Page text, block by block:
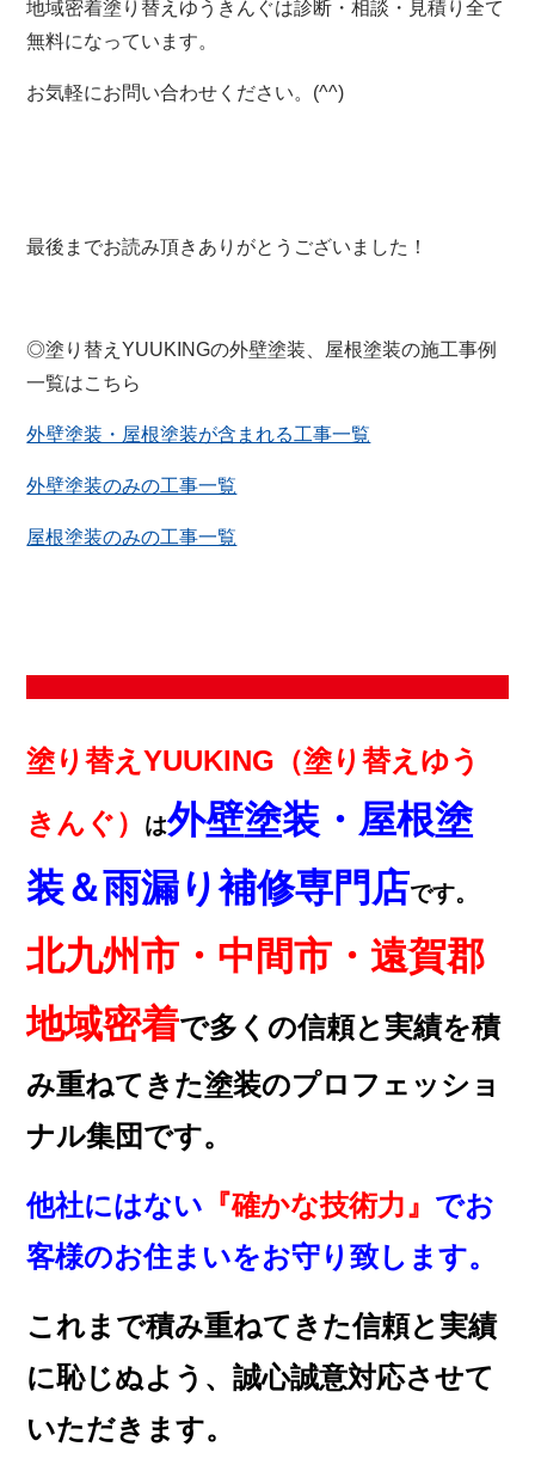
地域密着塗り替えゆうきんぐは診断・相談・見積り全て
無料になっています。
お気軽にお問い合わせください。(^^)
最後までお読み頂きありがとうございました！
◎塗り替えYUUKINGの外壁塗装、屋根塗装の施工事例
一覧はこちら
外壁塗装・屋根塗装が含まれる工事一覧
外壁塗装のみの工事一覧
屋根塗装のみの工事一覧
塗り替えYUUKING（塗り替えゆう
きんぐ）
は外壁塗装・屋根塗
装＆雨漏り補修専門店です。
北九州市・中間市・遠賀郡
地域密着で多くの信頼と実績を積
み重ねてきた塗装のプロフェッショ
ナル集団です。
他社にはない 『確かな技術力』 でお
客様のお住まいをお守り致します。
これまで積み重ねてきた信頼と実績
に恥じぬよう、誠心誠意対応させて
いただきます。